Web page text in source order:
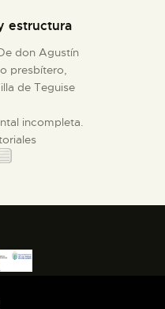
estructura
don Agustín
presbítero,
de Teguise
incompleta.